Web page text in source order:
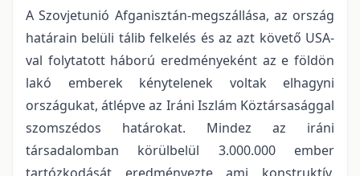
A Szovjetunió Afganisztán-megszállása, az ország
határain belüli tálib felkelés és az azt követő USA-
val folytatott háború eredményeként az e földön
lakó emberek kénytelenek voltak elhagyni
országukat, átlépve az Iráni Iszlám Köztársasággal
szomszédos határokat. Mindez az iráni
társadalomban körülbelül 3.000.000 ember